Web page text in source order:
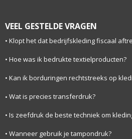
VEEL GESTELDE VRAGEN
Klopt het dat bedrijfskleding fiscaal
Hoe was ik bedrukte textielproducten?
Kan ik borduringen rechtstreeks op
Wat is precies transferdruk?
Is zeefdruk de beste techniek om
Wanneer gebruik je tampondruk?